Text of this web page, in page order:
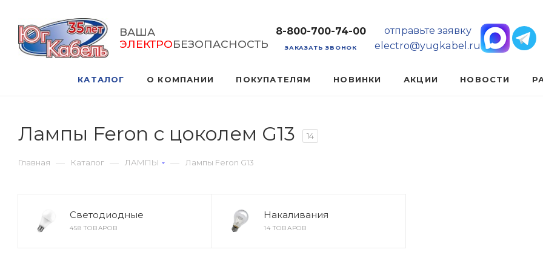
ВАША
ЭЛЕКТРОБЕЗОПАСНОСТЬ
8-800-700-74-00
ЗАКАЗАТЬ ЗВОНОК
отправьте заявку
electro@yugkabel.ru
КАТАЛОГ О КОМПАНИИ ПОКУПАТЕЛЯМ НОВИНКИ АКЦИИ НОВОСТИ
Лампы Feron с цоколем G13 14
Главная — Каталог — ЛАМПЫ — Лампы Feron G13
Светодиодные
458 ТОВАРОВ
Накаливания
14 ТОВАРОВ